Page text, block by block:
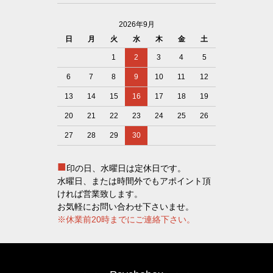
2026年9月
日
月 火 水 木 金 土
1 2 3 4 5
6 7 8 9 10 11 12
13 14 15 16 17 18 19
20 21 22 23 24 25 26
27 28 29 30
■印の日、水曜日は定休日です。
水曜日、または時間外でもアポイント頂
ければ営業致します。
お気軽にお問い合わせ下さいませ。
※休業前20時までにご連絡下さい。